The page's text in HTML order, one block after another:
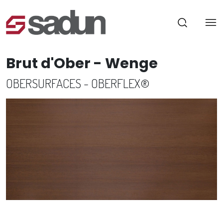
Brut d'Ober - Wenge
OBERSURFACES - OBERFLEX®